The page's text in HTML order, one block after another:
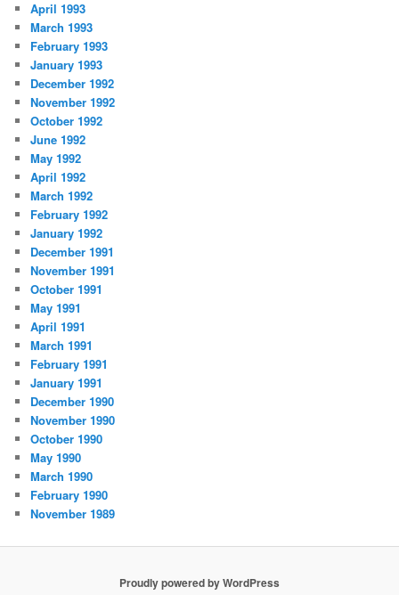
April 1993
March 1993
February 1993
January 1993
December 1992
November 1992
October 1992
June 1992
May 1992
April 1992
March 1992
February 1992
January 1992
December 1991
November 1991
October 1991
May 1991
April 1991
March 1991
February 1991
January 1991
December 1990
November 1990
October 1990
May 1990
March 1990
February 1990
November 1989
Proudly powered by WordPress